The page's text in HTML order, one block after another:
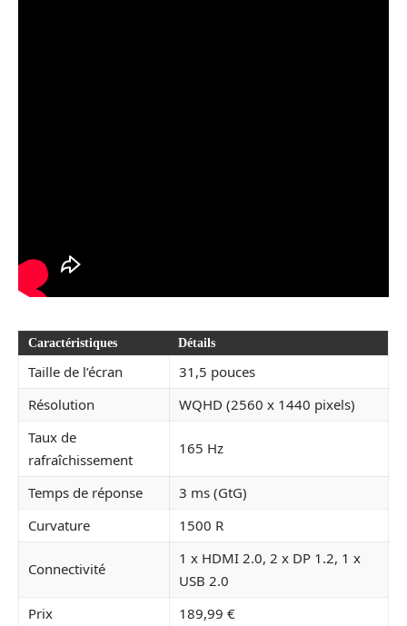
Caractéristiques Détails
Taille de l’écran
31,5 pouces
Résolution
WQHD (2560 x 1440 pixels)
Taux de
rafraîchissement
165 Hz
Temps de réponse
3 ms (GtG)
Curvature
1500 R
Connectivité
1 x HDMI 2.0, 2 x DP 1.2, 1 x
USB 2.0
Prix
189,99 €